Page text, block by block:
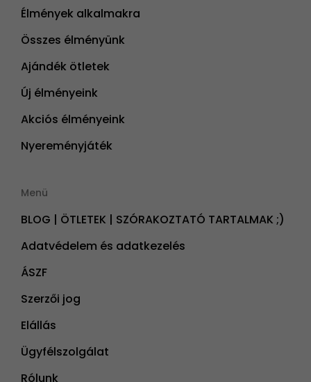
Élmények alkalmakra
Összes élményünk
Ajándék ötletek
Új élményeink
Akciós élményeink
Nyereményjáték
Menü
BLOG | ÖTLETEK | SZÓRAKOZTATÓ TARTALMAK ;)
Adatvédelem és adatkezelés
ÁSZF
Szerzői jog
Elállás
Ügyfélszolgálat
Rólunk